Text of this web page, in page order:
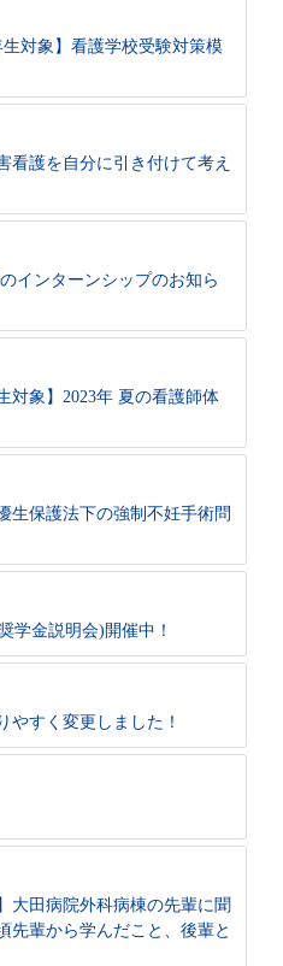
対象】看護学校受験対策模
看護を自分に引き付けて考え
インターンシップのお知ら
対象】2023年 夏の看護師体
生保護法下の強制不妊手術問
学金説明会)開催中！
やすく変更しました！
大田病院外科病棟の先輩に聞
先輩から学んだこと、後輩と